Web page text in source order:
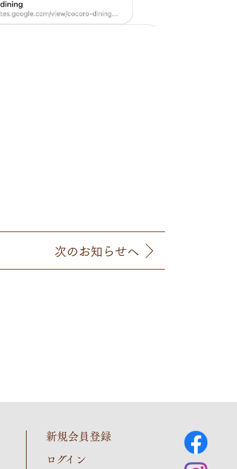
次のお知らせへ
新規会員登録
ログイン